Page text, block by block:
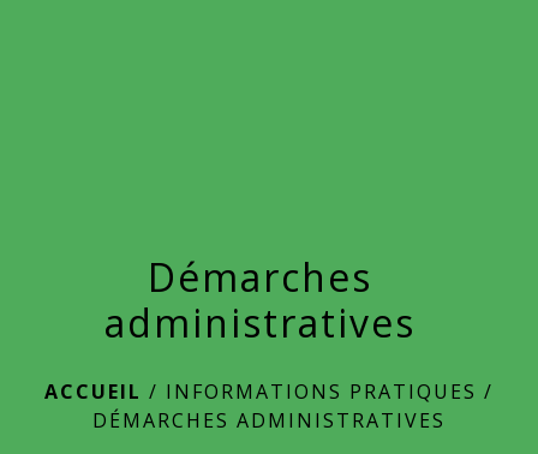
Démarches
administratives
ACCUEIL / INFORMATIONS PRATIQUES /
DÉMARCHES ADMINISTRATIVES